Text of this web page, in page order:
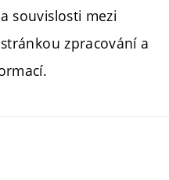
souvislosti mezi
zpracování a